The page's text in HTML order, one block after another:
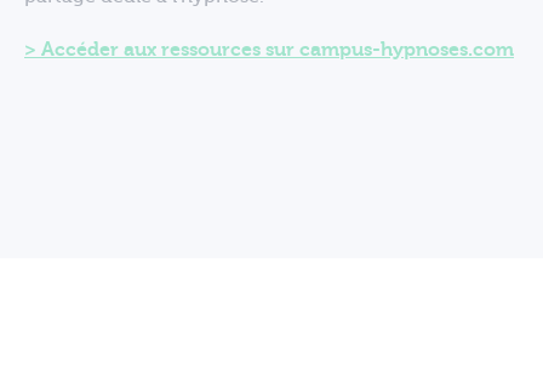
Accéder aux ressources sur campus-hypnoses.com